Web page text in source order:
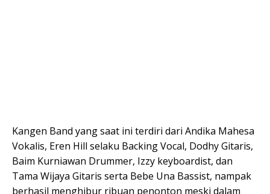
Kangen Band yang saat ini terdiri dari Andika Mahesa
Vokalis, Eren Hill selaku Backing Vocal, Dodhy Gitaris,
Baim Kurniawan Drummer, Izzy keyboardist, dan
Tama Wijaya Gitaris serta Bebe Una Bassist, nampak
berhasil menghibur ribuan penonton meski dalam